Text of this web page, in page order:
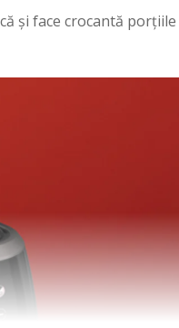
și face crocantă